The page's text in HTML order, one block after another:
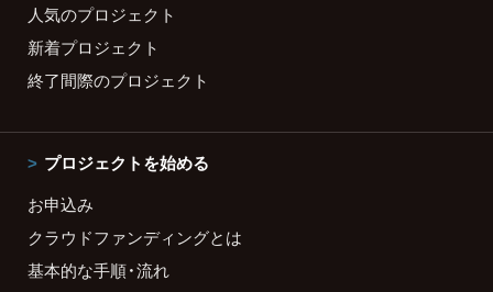
人気のプロジェクト
新着プロジェクト
終了間際のプロジェクト
プロジェクトを始める
お申込み
クラウドファンディングとは
基本的な手順・流れ